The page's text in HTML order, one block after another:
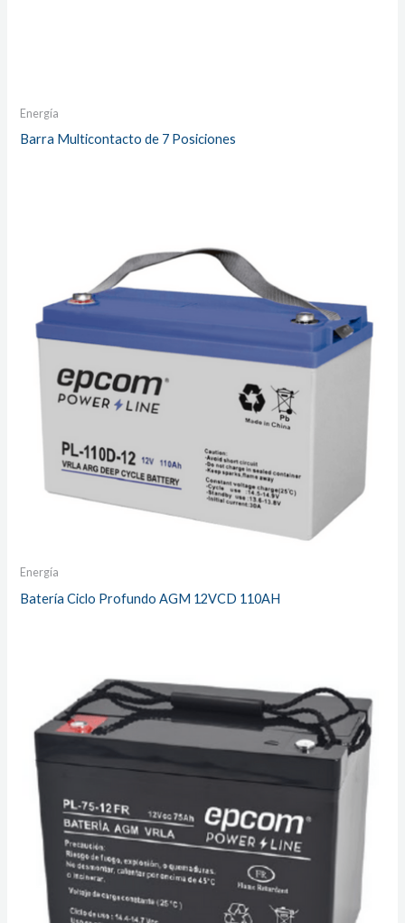
Energía
Barra Multicontacto de 7 Posiciones
Energía
Batería Ciclo Profundo AGM 12VCD 110AH